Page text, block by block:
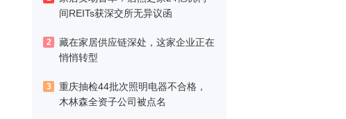
间REITs获深交所无异议函
2
藏在家居供应链深处，这家企业正在
悄悄转型
3
重庆抽检44批次照明电器不合格，
木林森全资子公司被点名